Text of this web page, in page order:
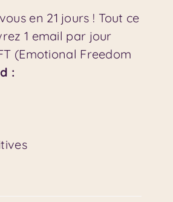
en 21 jours ! Tout ce
1 email par jour
(Emotional Freedom
: